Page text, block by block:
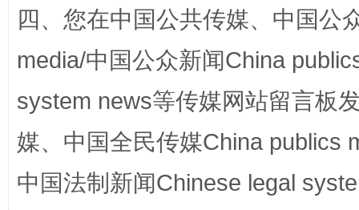
漫山遍野的桃花与雪山、麦地、白藏房 除
四、您在中国公共传媒、中国公
media/中国公众新闻China
system news等传媒网站留言板
媒、中国全民传媒China publics
中国法制新闻Chinese legal